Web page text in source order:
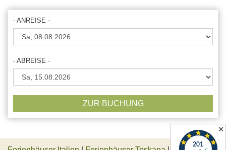
- ANREISE -
- ABREISE -
ZUR BUCHUNG
✕